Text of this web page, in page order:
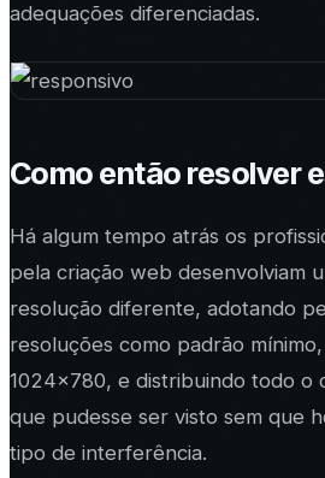
adequações diferenciadas.
Como então resolver
Há algum tempo atrás os
pela criação web desenvolviam
resolução diferente, adotando
resoluções como padrão
1024x780, e distribuindo todo o
que pudesse ser visto sem que
tipo de interferência.